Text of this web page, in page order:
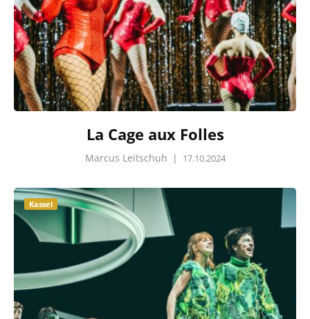
La Cage aux Folles
Marcus Leitschuh | 17.10.2024
Kassel